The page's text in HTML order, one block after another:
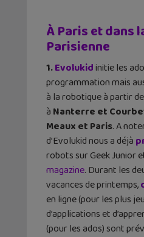
À Paris et dans
Parisienne
1.Evolukidinitie les
programmation mais
à la robotique à partir
à Nanterre et
Meaux et Paris. A
d’Evolukid nous a déjà
robots sur Geek Junior
magazine. Durant les
vacances de printemps,
en ligne (pour les plus
d’applications et
(pour les ados) sont